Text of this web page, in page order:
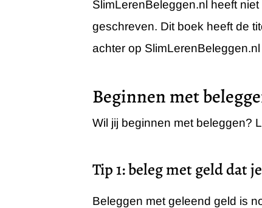
SlimLerenBeleggen.nl heeft
geschreven. Dit boek heeft de
achter op
Beginnen met
Wil jij beginnen met beleggen?
Tip 1: beleg met geld dat
Beleggen met geleend geld is